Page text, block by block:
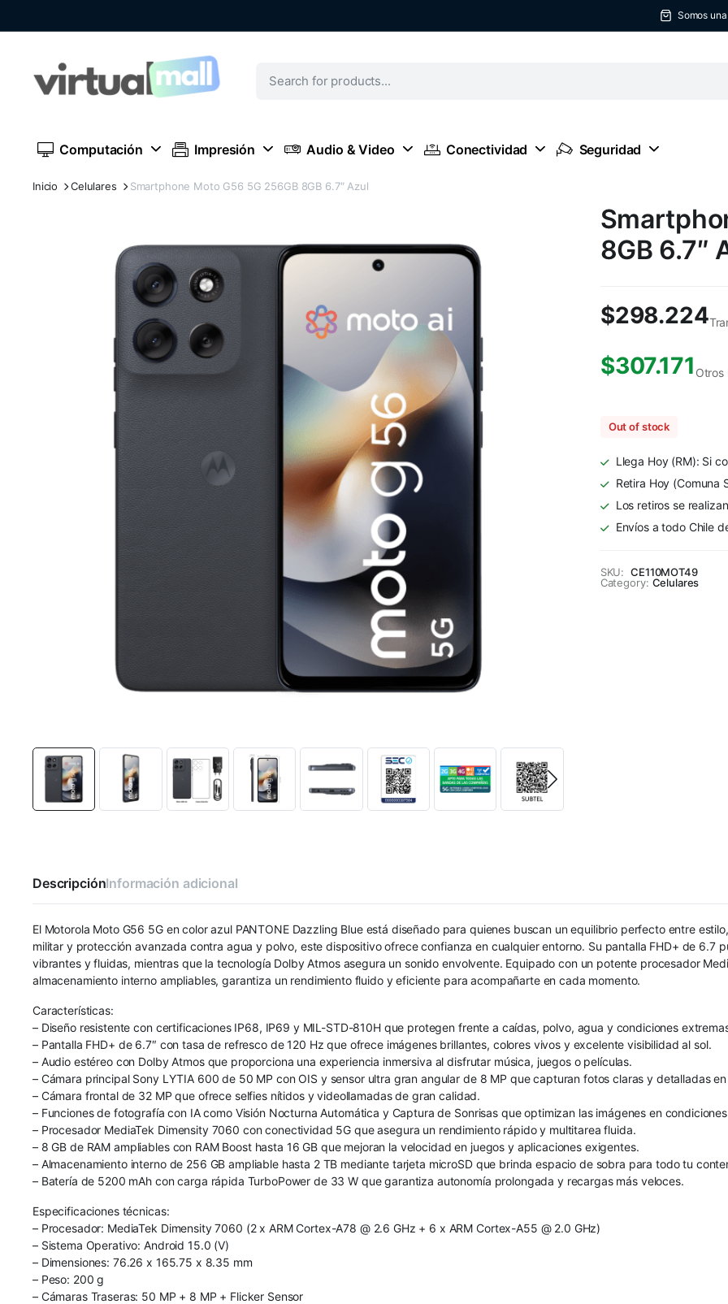
Somos
Computación Impresión Audio & Video Conectividad Seguridad
Inicio Celulares Smartphone Moto G56 5G 256GB 8GB 6.7″ Azul
8GB 6.7″
$298.224
$307.171 Otros
Out of stock
Llega Hoy (RM): Si
Retira Hoy (Comuna
Los retiros se
Envíos a todo Chile
SKU: CE110MOT49
Category: Celulares
DescripciónInformación adicional
El Motorola Moto G56 5G en color azul PANTONE Dazzling Blue está diseñado para quienes buscan un equilibrio perfecto entre
militar y protección avanzada contra agua y polvo, este dispositivo ofrece confianza en cualquier entorno. Su pantalla FHD+ de 6.7
vibrantes y fluidas, mientras que la tecnología Dolby Atmos asegura un sonido envolvente. Equipado con un potente procesador
almacenamiento interno ampliables, garantiza un rendimiento fluido y eficiente para acompañarte en cada momento.
Características:
– Diseño resistente con certificaciones IP68, IP69 y MIL-STD-810H que protegen frente a caídas, polvo, agua y condiciones
– Pantalla FHD+ de 6.7″ con tasa de refresco de 120 Hz que ofrece imágenes brillantes, colores vivos y excelente visibilidad al sol.
– Audio estéreo con Dolby Atmos que proporciona una experiencia inmersiva al disfrutar música, juegos o películas.
– Cámara principal Sony LYTIA 600 de 50 MP con OIS y sensor ultra gran angular de 8 MP que capturan fotos claras y detalladas
– Cámara frontal de 32 MP que ofrece selfies nítidos y videollamadas de gran calidad.
– Funciones de fotografía con IA como Visión Nocturna Automática y Captura de Sonrisas que optimizan las imágenes en
– Procesador MediaTek Dimensity 7060 con conectividad 5G que asegura un rendimiento rápido y multitarea fluida.
– 8 GB de RAM ampliables con RAM Boost hasta 16 GB que mejoran la velocidad en juegos y aplicaciones exigentes.
– Almacenamiento interno de 256 GB ampliable hasta 2 TB mediante tarjeta microSD que brinda espacio de sobra para todo tu
– Batería de 5200 mAh con carga rápida TurboPower de 33 W que garantiza autonomía prolongada y recargas más veloces.
Especificaciones técnicas:
– Procesador: MediaTek Dimensity 7060 (2 x ARM Cortex-A78 @ 2.6 GHz + 6 x ARM Cortex-A55 @ 2.0 GHz)
– Sistema Operativo: Android 15.0 (V)
– Dimensiones: 76.26 x 165.75 x 8.35 mm
– Peso: 200 g
– Cámaras Traseras: 50 MP + 8 MP + Flicker Sensor